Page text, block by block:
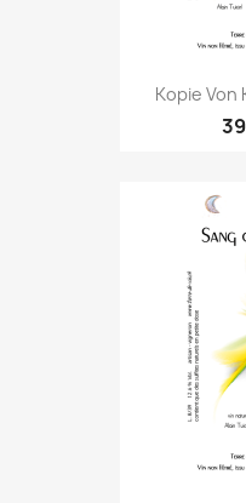
Kopie Von